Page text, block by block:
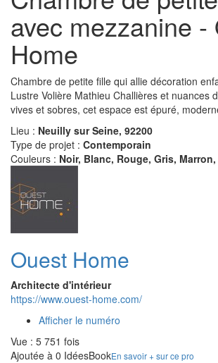
avec mezzanine -
Home
Chambre de petite fille qui allie décoration
Lustre Volière Mathieu Challières et nuances
vives et sobres, cet espace est épuré,
Lieu : Neuilly sur Seine, 92200
Type de projet : Contemporain
Couleurs : Noir, Blanc, Rouge, Gris,
Ouest Home
Architecte d'intérieur
https://www.ouest-home.com/
Afficher le numéro
Vue : 5 751 fois
Ajoutée à 0 IdéesBookEn savoir + sur ce pro